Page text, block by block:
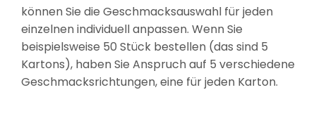
können Sie die Geschmacksauswahl für jeden
einzelnen individuell anpassen. Wenn Sie
beispielsweise 50 Stück bestellen (das sind 5
Kartons), haben Sie Anspruch auf 5 verschiedene
Geschmacksrichtungen, eine für jeden Karton.